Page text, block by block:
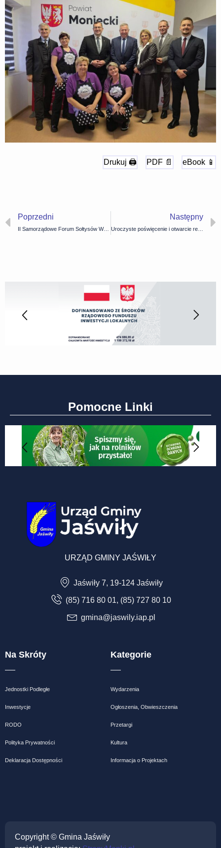
Drukuj 🖨 PDF 📄 eBook 📱
Poprzedni
II Samorządowe Forum Sołtysów Województwa Podlaskiego
Następny
Uroczyste poświęcenie i otwarcie remizy OSP Jasionówka
Pomocne Linki
URZĄD GMINY JAŚWIŁY
Jaświły 7, 19-124 Jaświły
(85) 716 80 01, (85) 727 80 10
gmina@jaswily.iap.pl
Na Skróty
Jednostki Podległe
Inwestycje
RODO
Polityka Prywatności
Deklaracja Dostępności
Kategorie
Wydarzenia
Ogłoszenia, Obwieszczenia
Przetargi
Kultura
Informacja o Projektach
Copyright © Gmina Jaświły